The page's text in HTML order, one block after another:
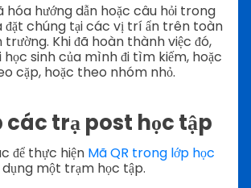
hóa hướng dẫn hoặc câu hỏi trong
đặt chúng tại các vị trí ẩn trên toàn
trường. Khi đã hoàn thành việc đó,
học sinh của mình đi tìm kiếm, hoặc
cặp, hoặc theo nhóm nhỏ.
các trạ post học tập
để thực hiện Mã QR trong lớp học
một trạm học tập.